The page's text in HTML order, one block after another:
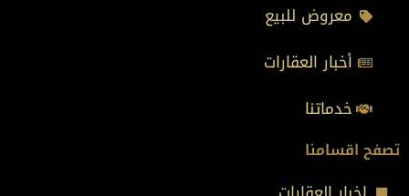
معروض للبيع
أخبار العقارات
خدماتنا
تصفح اقسامنا